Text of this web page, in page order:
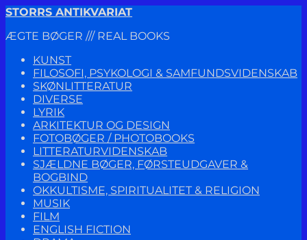
Spring
navigation
Spring
indhold
STORRS ANTIKVARIAT
ÆGTE BØGER /// REAL BOOKS
KUNST
FILOSOFI, PSYKOLOGI & SAMFUNDSVIDENSKAB
SKØNLITTERATUR
DIVERSE
LYRIK
ARKITEKTUR OG DESIGN
FOTOBØGER / PHOTOBOOKS
LITTERATURVIDENSKAB
SJÆLDNE BØGER, FØRSTEUDGAVER &
BOGBIND
OKKULTISME, SPIRITUALITET & RELIGION
MUSIK
FILM
ENGLISH FICTION